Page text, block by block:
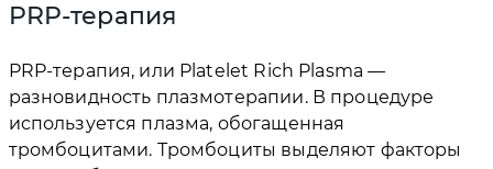
PRP-терапия
PRP-терапия, или Platelet Rich Plasma —
разновидность плазмотерапии. В процедуре
используется плазма, обогащенная
тромбоцитами. Тромбоциты выделяют факторы